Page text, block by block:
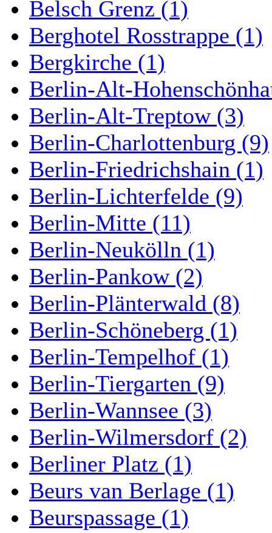
Belsch Grenz (1)
Berghotel Rosstrappe (1)
Bergkirche (1)
Berlin-Alt-
Berlin-Alt-Treptow (3)
Berlin-Charlottenburg (9)
Berlin-Friedrichshain (1)
Berlin-Lichterfelde (9)
Berlin-Mitte (11)
Berlin-Neukölln (1)
Berlin-Pankow (2)
Berlin-Plänterwald (8)
Berlin-Schöneberg (1)
Berlin-Tempelhof (1)
Berlin-Tiergarten (9)
Berlin-Wannsee (3)
Berlin-Wilmersdorf (2)
Berliner Platz (1)
Beurs van Berlage (1)
Beurspassage (1)